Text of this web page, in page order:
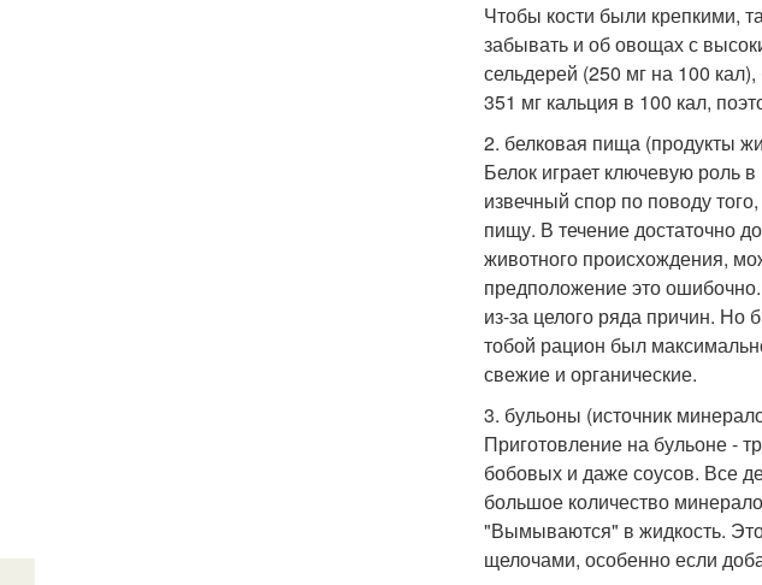
Чтобы кости были крепкими,
забывать и об овощах с
сельдерей (250 мг на 100
351 мг кальция в 100 кал,
2. белковая пища (продукты
Белок играет ключевую роль
извечный спор по поводу
пищу. В течение достаточно
животного происхождения,
предположение это
из-за целого ряда причин. Но
тобой рацион был
свежие и органические.
3. бульоны (источник
Приготовление на бульоне -
бобовых и даже соусов. Все
большое количество
"Вымываются" в жидкость.
щелочами, особенно если